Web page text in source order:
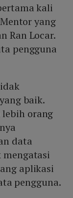
kali
yang
Ran Locar.
pengguna
baik.
orang
data
mengatasi
aplikasi
pengguna.